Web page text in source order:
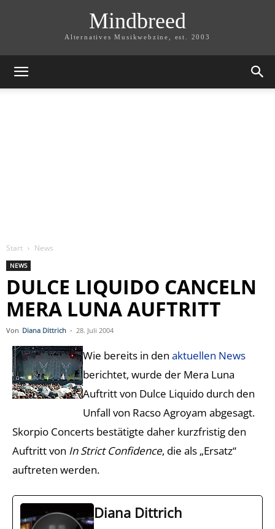
Mindbreed
Alternatives Musikwebzine, est. 2003
Start News
NEWS
DULCE LIQUIDO CANCELN
MERA LUNA AUFTRITT
Von Diana Dittrich - 28. Juli 2004
Wie bereits in den aktuellen News
berichtet, wurde der Mera Luna
Auftritt von Dulce Liquido durch den
Unfall von Racso Agroyam abgesagt.
Skorpio Concerts bestätigte daher kurzfristig den
Auftritt von In Strict Confidence, die als „Ersatz“
auftreten werden.
Diana Dittrich